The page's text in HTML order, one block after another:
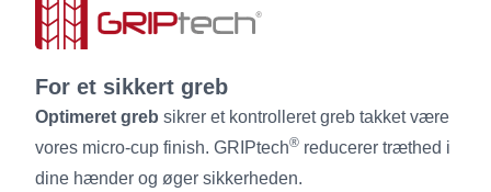
For et sikkert greb
Optimeret greb sikrer et kontrolleret greb takket være
vores micro-cup finish. GRIPtech® reducerer træthed i
dine hænder og øger sikkerheden.